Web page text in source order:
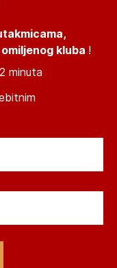
kluba !
minuta